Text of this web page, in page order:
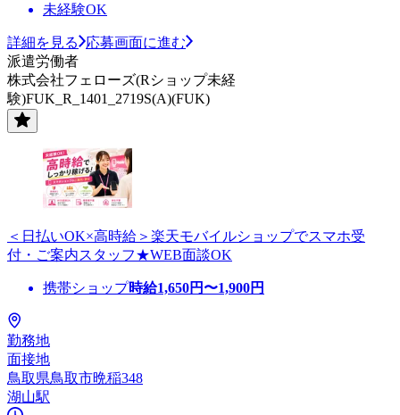
未経験OK
詳細を見る
応募画面に進む
派遣労働者
株式会社フェローズ(Rショップ未経
験)FUK_R_1401_2719S(A)(FUK)
＜日払いOK×高時給＞楽天モバイルショップでスマホ受
付・ご案内スタッフ★WEB面談OK
携帯ショップ時給1,650円〜1,900円
勤務地
面接地
鳥取県鳥取市晩稲348
湖山駅